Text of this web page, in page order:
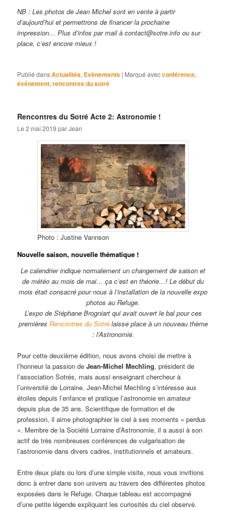
NB : Les photos de Jean Michel sont en vente à partir
d’aujourd’hui et permettrons de financer la prochaine
impression… Plus d’infos par mail à contact@sotre.info ou sur
place, c’est encore mieux !
Publié dansActualités, Evènements | Marqué avecconférence,
événement,rencontres du sotré
Rencontres du Sotré Acte 2: Astronomie !
Le2 mai 2019 parJean
Photo : Justine Vannson
Nouvelle saison, nouvelle thématique !
Le calendrier indique normalement un changement de saison et
de météo au mois de mai… ça c’est en théorie…! Le début du
mois était consacré pour nous à l’installation de la nouvelle expo
photos au Refuge.
L’expo de Stéphane Brogniart qui avait ouvert le bal pour ces
premières Rencontres du Sotrélaisse place à un nouveau thème
: l’Astronomie.
Pour cette deuxième édition, nous avons choisi de mettre à
l’honneur la passion deJean-Michel Mechling, président de
l’association Sotrés, mais aussi enseignant chercheur à
l’université de Lorraine. Jean-Michel Mechling s’intéresse aux
étoiles depuis l’enfance et pratique l’astronomie en amateur
depuis plus de 35 ans. Scientifique de formation et de
profession, il aime photographier le ciel à ses moments « perdus
». Membre de la Société Lorraine d’Astronomie, il a aussi à son
actif de très nombreuses conférences de vulgarisation de
l’astronomie dans divers cadres, institutionnels et amateurs.
Entre deux plats ou lors d’une simple visite, nous vous invitions
donc à entrer dans son univers au travers des différentes photos
exposées dans le Refuge. Chaque tableau est accompagné
d’une petite légende expliquant les curiosités du ciel observé.